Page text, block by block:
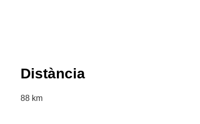
Distància
88 km